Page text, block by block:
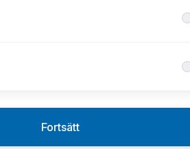
Fortsätt